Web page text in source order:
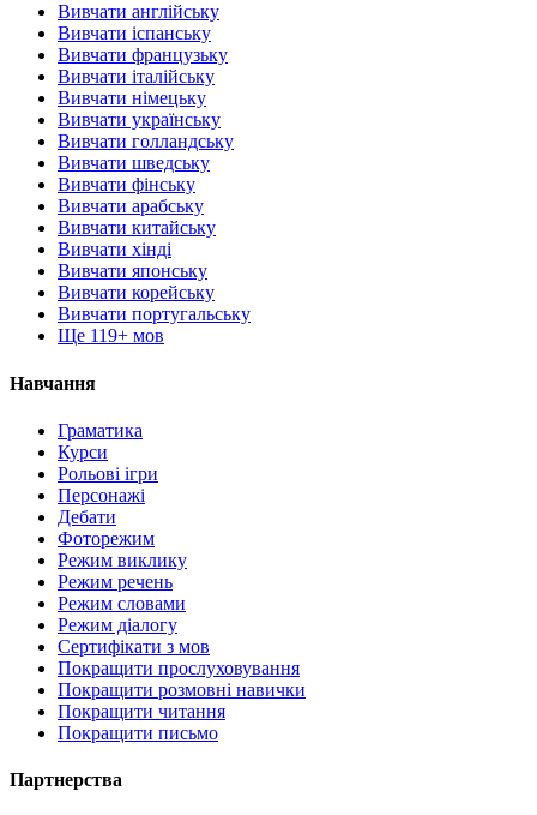
Вивчати англійську
Вивчати іспанську
Вивчати французьку
Вивчати італійську
Вивчати німецьку
Вивчати українську
Вивчати голландську
Вивчати шведську
Вивчати фінську
Вивчати арабську
Вивчати китайську
Вивчати хінді
Вивчати японську
Вивчати корейську
Вивчати португальську
Ще 119+ мов
Навчання
Граматика
Курси
Рольові ігри
Персонажі
Дебати
Фоторежим
Режим виклику
Режим речень
Режим словами
Режим діалогу
Сертифікати з мов
Покращити прослуховування
Покращити розмовні навички
Покращити читання
Покращити письмо
Партнерства